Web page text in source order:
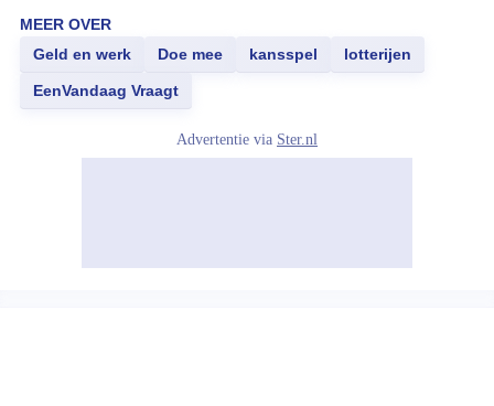
MEER OVER
Geld en werk
Doe mee kansspel lotterijen
EenVandaag Vraagt
Advertentie via Ster.nl